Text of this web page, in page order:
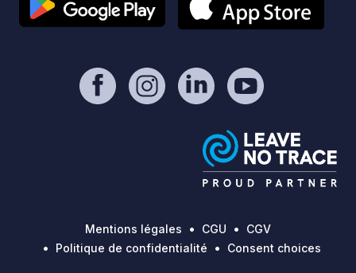
Mentions légales CGU
CGV
Politique de confidentialité
Consent choices